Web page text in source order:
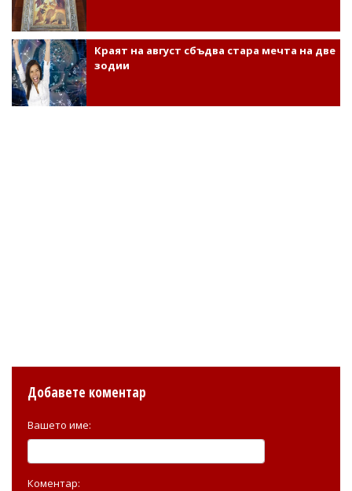
Краят на август сбъдва стара мечта на две
зодии
Добавете коментар
Вашето име:
Коментар: